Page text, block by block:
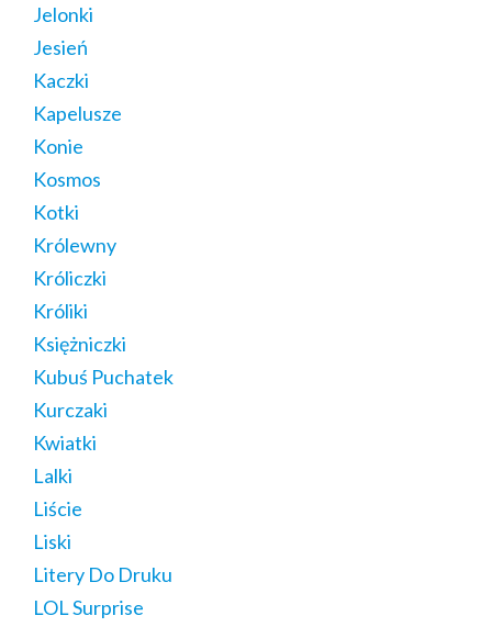
Jelonki
Jesień
Kaczki
Kapelusze
Konie
Kosmos
Kotki
Królewny
Króliczki
Króliki
Księżniczki
Kubuś Puchatek
Kurczaki
Kwiatki
Lalki
Liście
Liski
Litery Do Druku
LOL Surprise